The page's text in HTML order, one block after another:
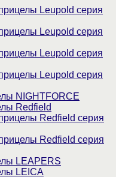
Leupold серия
Leupold серия
Leupold серия
Leupold серия
NIGHTFORCE
Redfield
Redfield серия
Redfield серия
LEAPERS
LEICA